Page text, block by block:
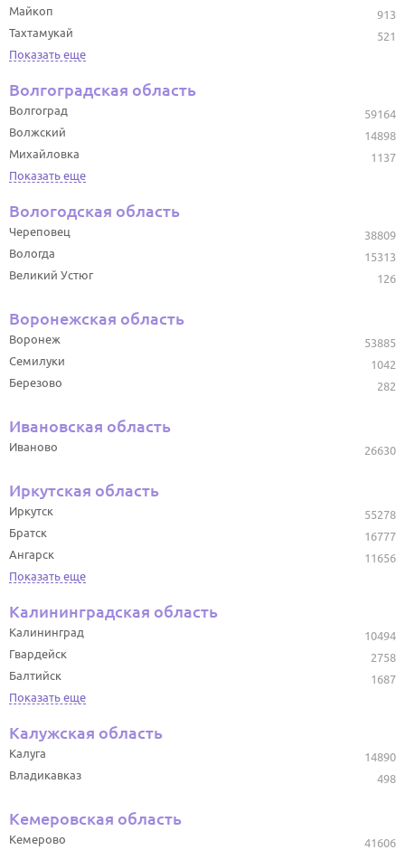
913
Майкоп
521
Тахтамукай
Показать еще
Волгоградская область
59164
Волгоград
14898
Волжский
1137
Михайловка
Показать еще
Вологодская область
38809
Череповец
15313
Вологда
126
Великий Устюг
Воронежская область
53885
Воронеж
1042
Семилуки
282
Березово
Ивановская область
26630
Иваново
Иркутская область
55278
Иркутск
16777
Братск
11656
Ангарск
Показать еще
Калининградская область
10494
Калининград
2758
Гвардейск
1687
Балтийск
Показать еще
Калужская область
14890
Калуга
498
Владикавказ
Кемеровская область
41606
Кемерово